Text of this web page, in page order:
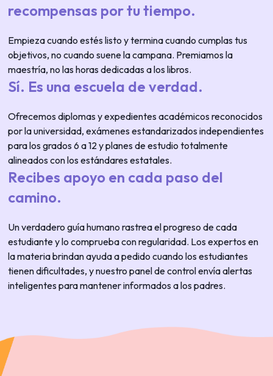
recompensas por tu tiempo.
Empieza cuando estés listo y termina cuando cumplas tus
objetivos, no cuando suene la campana. Premiamos la
maestría, no las horas dedicadas a los libros.
Sí. Es una escuela de verdad.
Ofrecemos diplomas y expedientes académicos reconocidos
por la universidad, exámenes estandarizados independientes
para los grados 6 a 12 y planes de estudio totalmente
alineados con los estándares estatales.
Recibes apoyo en cada paso del
camino.
Un verdadero guía humano rastrea el progreso de cada
estudiante y lo comprueba con regularidad. Los expertos en
la materia brindan ayuda a pedido cuando los estudiantes
tienen dificultades, y nuestro panel de control envía alertas
inteligentes para mantener informados a los padres.